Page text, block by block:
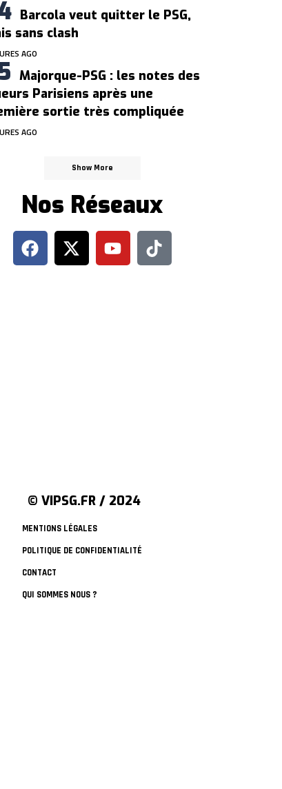
Barcola veut quitter le PSG,
sans clash
AGO
Majorque-PSG : les notes des
Parisiens après une
sortie très compliquée
AGO
Show More
Nos Réseaux
© VIPSG.FR / 2024
MENTIONS LÉGALES
POLITIQUE DE CONFIDENTIALITÉ
CONTACT
QUI SOMMES NOUS ?